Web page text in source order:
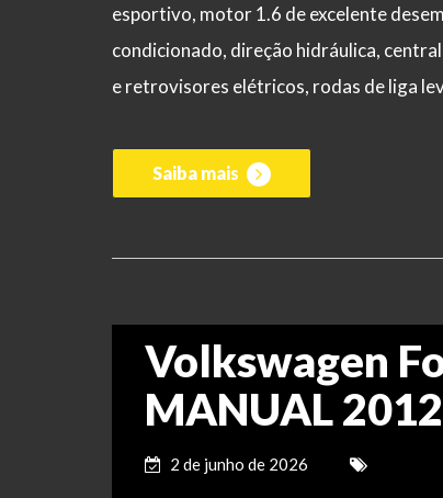
esportivo, motor 1.6 de excelente
condicionado, direção hidráulica,
e retrovisores elétricos, rodas de liga
Saiba mais
Volkswagen
MANUAL 2012
2 de junho de 2026